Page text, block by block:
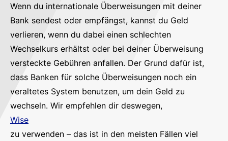
Wenn du internationale Überweisungen mit deiner
Bank sendest oder empfängst, kannst du Geld
verlieren, wenn du dabei einen schlechten
Wechselkurs erhältst oder bei deiner Überweisung
versteckte Gebühren anfallen. Der Grund dafür ist,
dass Banken für solche Überweisungen noch ein
veraltetes System benutzen, um dein Geld zu
wechseln. Wir empfehlen dir deswegen,
Wise
zu verwenden – das ist in den meisten Fällen viel